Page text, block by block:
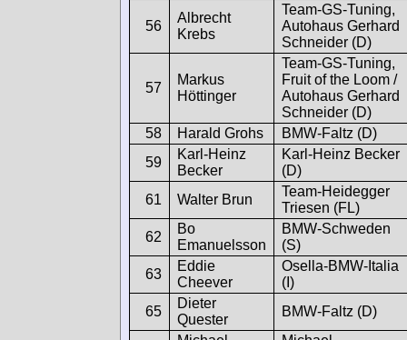
56
Albrecht
Krebs
Team-GS-Tuning,
Autohaus Gerhard
Schneider (D)
57
Markus
Höttinger
Team-GS-Tuning,
Fruit of the Loom /
Autohaus Gerhard
Schneider (D)
58
Harald Grohs
BMW-Faltz (D)
59
Karl-Heinz
Becker
Karl-Heinz Becker
(D)
61
Walter Brun
Team-Heidegger
Triesen (FL)
62
Bo
Emanuelsson
BMW-Schweden
(S)
63
Eddie
Cheever
Osella-BMW-Italia
(I)
65
Dieter
Quester
BMW-Faltz (D)